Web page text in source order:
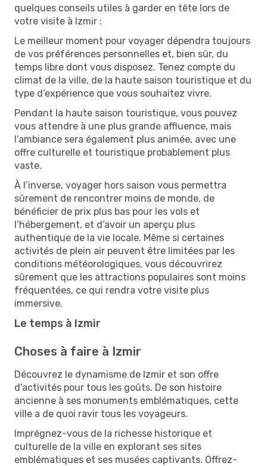
quelques conseils utiles à garder en tête lors de
votre visite à Izmir :
Le meilleur moment pour voyager dépendra toujours
de vos préférences personnelles et, bien sûr, du
temps libre dont vous disposez. Tenez compte du
climat de la ville, de la haute saison touristique et du
type d’expérience que vous souhaitez vivre.
Pendant la haute saison touristique, vous pouvez
vous attendre à une plus grande affluence, mais
l’ambiance sera également plus animée, avec une
offre culturelle et touristique probablement plus
vaste.
À l’inverse, voyager hors saison vous permettra
sûrement de rencontrer moins de monde, de
bénéficier de prix plus bas pour les vols et
l’hébergement, et d’avoir un aperçu plus
authentique de la vie locale. Même si certaines
activités de plein air peuvent être limitées par les
conditions météorologiques, vous découvrirez
sûrement que les attractions populaires sont moins
fréquentées, ce qui rendra votre visite plus
immersive.
Le temps à Izmir
Choses à faire à Izmir
Découvrez le dynamisme de Izmir et son offre
d’activités pour tous les goûts. De son histoire
ancienne à ses monuments emblématiques, cette
ville a de quoi ravir tous les voyageurs.
Imprégnez-vous de la richesse historique et
culturelle de la ville en explorant ses sites
emblématiques et ses musées captivants. Offrez-